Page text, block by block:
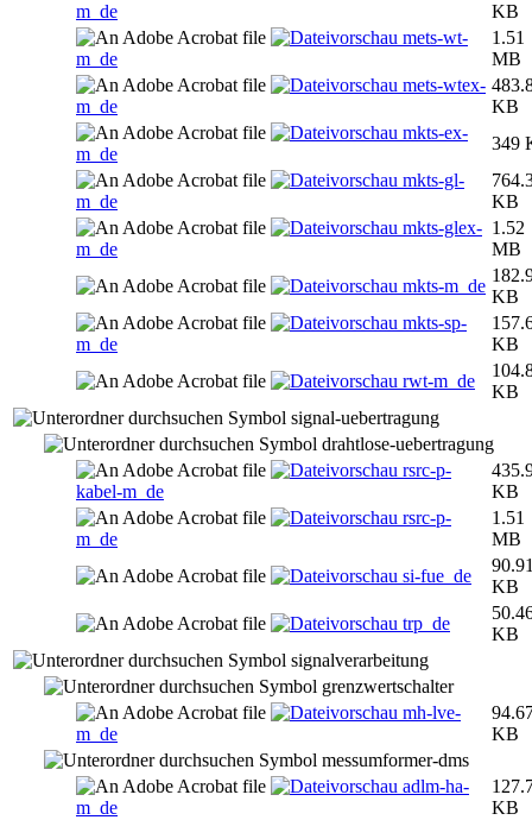
m_de
KB
mets-wt-
m_de
1.51
MB
mets-wtex-
m_de
KB
mkts-ex-
m_de
349
mkts-gl-
m_de
KB
mkts-glex-
m_de
1.52
MB
mkts-m_de
KB
mkts-sp-
m_de
KB
rwt-m_de
KB
signal-uebertragung
drahtlose-uebertragung
rsrc-p-
kabel-m_de
KB
rsrc-p-
m_de
1.51
MB
si-fue_de
KB
trp_de
KB
signalverarbeitung
grenzwertschalter
mh-lve-
m_de
KB
messumformer-dms
adlm-ha-
m_de
KB